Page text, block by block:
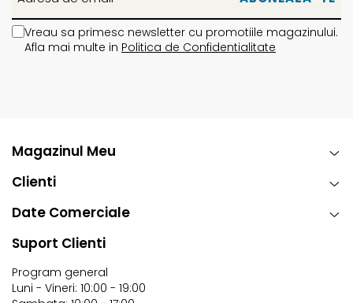
Vreau sa primesc newsletter cu promotiile magazinului.
Afla mai multe in Politica de Confidentialitate
Magazinul Meu
Clienti
Date Comerciale
Suport Clienti
Program general
Luni - Vineri: 10:00 - 19:00